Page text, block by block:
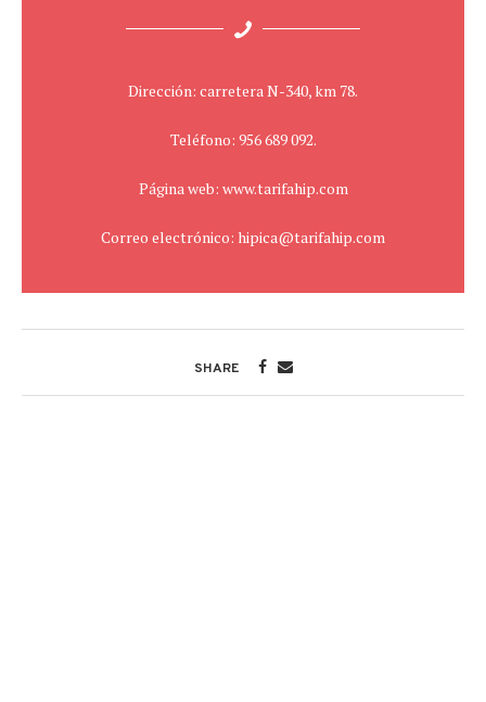
Dirección: carretera N-340, km 78.
Teléfono: 956 689 092.
Página web: www.tarifahip.com
Correo electrónico: hipica@tarifahip.com
SHARE